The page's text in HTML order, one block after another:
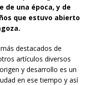
de una época, y de
que estuvo abierto
destacados de
artículos diversos
y desarrollo es un
en ese tiempo y así